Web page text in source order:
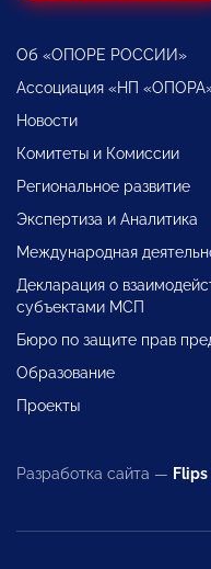
Об «ОПОРЕ РОССИИ»
Ассоциация «НП
Новости
Комитеты и Комиссии
Региональное развитие
Экспертиза и Аналитика
Международная
Декларация о
субъектами МСП
Бюро по защите прав
Образование
Проекты
Разработка сайта — Flips